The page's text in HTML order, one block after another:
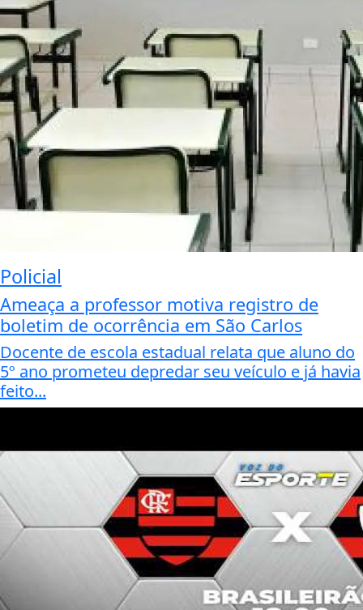
Policial
Ameaça a professor motiva registro de
boletim de ocorrência em São Carlos
Docente de escola estadual relata que aluno do
5º ano prometeu depredar seu veículo e já havia
feito...